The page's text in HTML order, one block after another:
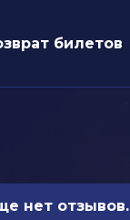
билетов
нет отзывов.